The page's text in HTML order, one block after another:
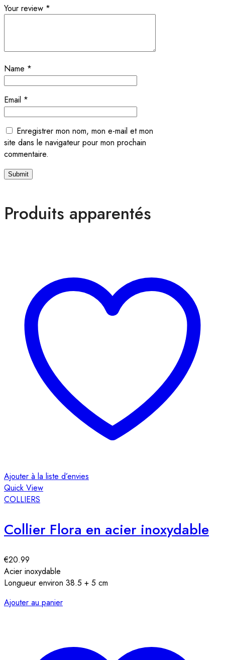
Your review *
Name *
Email *
Enregistrer mon nom, mon e-mail et mon
site dans le navigateur pour mon prochain
commentaire.
Produits apparentés
Ajouter à la liste d’envies
Quick View
COLLIERS
Collier Flora en acier inoxydable
€20.99
Acier inoxydable
Longueur environ 38.5 + 5 cm
Ajouter au panier